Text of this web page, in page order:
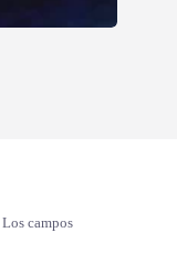
Los campos